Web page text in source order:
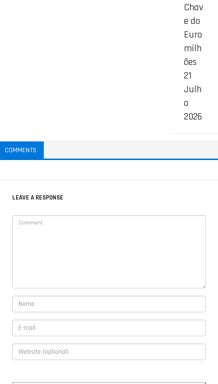
Chav
e do
Euro
milh
ões
21
Julh
o
2026
COMMENTS
LEAVE A RESPONSE